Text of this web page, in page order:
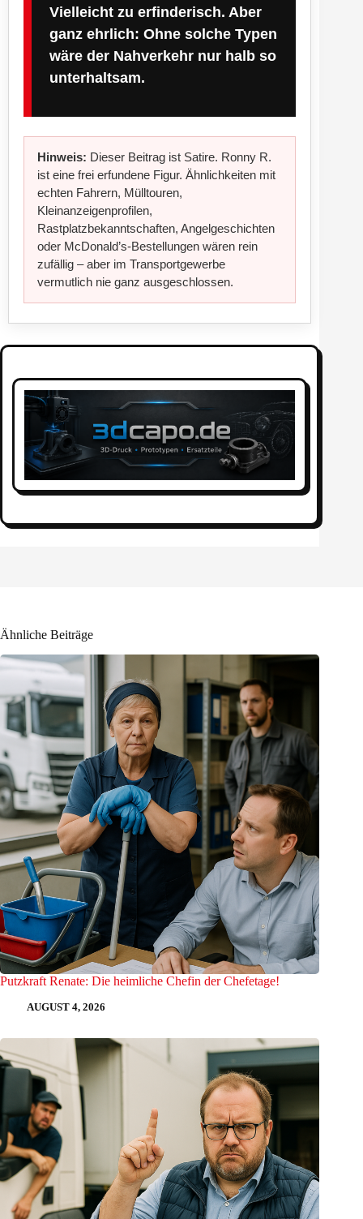
Vielleicht zu erfinderisch. Aber
ganz ehrlich: Ohne solche Typen
wäre der Nahverkehr nur halb so
unterhaltsam.
Hinweis: Dieser Beitrag ist Satire. Ronny R.
ist eine frei erfundene Figur. Ähnlichkeiten mit
echten Fahrern, Mülltouren,
Kleinanzeigenprofilen,
Rastplatzbekanntschaften, Angelgeschichten
oder McDonald’s-Bestellungen wären rein
zufällig – aber im Transportgewerbe
vermutlich nie ganz ausgeschlossen.
Ähnliche Beiträge
Putzkraft Renate: Die heimliche Chefin der Chefetage!
AUGUST 4, 2026